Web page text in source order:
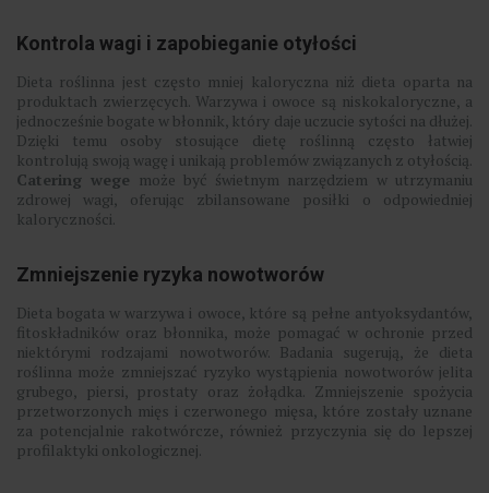
Kontrola wagi i zapobieganie otyłości
Dieta roślinna jest często mniej kaloryczna niż dieta oparta na
produktach zwierzęcych. Warzywa i owoce są niskokaloryczne, a
jednocześnie bogate w błonnik, który daje uczucie sytości na dłużej.
Dzięki temu osoby stosujące dietę roślinną często łatwiej
kontrolują swoją wagę i unikają problemów związanych z otyłością.
Catering wege może być świetnym narzędziem w utrzymaniu
zdrowej wagi, oferując zbilansowane posiłki o odpowiedniej
kaloryczności.
Zmniejszenie ryzyka nowotworów
Dieta bogata w warzywa i owoce, które są pełne antyoksydantów,
fitoskładników oraz błonnika, może pomagać w ochronie przed
niektórymi rodzajami nowotworów. Badania sugerują, że dieta
roślinna może zmniejszać ryzyko wystąpienia nowotworów jelita
grubego, piersi, prostaty oraz żołądka. Zmniejszenie spożycia
przetworzonych mięs i czerwonego mięsa, które zostały uznane
za potencjalnie rakotwórcze, również przyczynia się do lepszej
profilaktyki onkologicznej.